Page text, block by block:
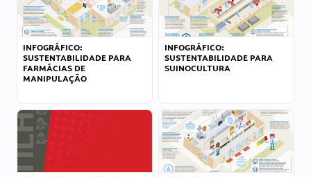
INFOGRÁFICO:
SUSTENTABILIDADE PARA
FARMÁCIAS DE
MANIPULAÇÃO
INFOGRÁFICO:
SUSTENTABILIDADE PARA
SUINOCULTURA